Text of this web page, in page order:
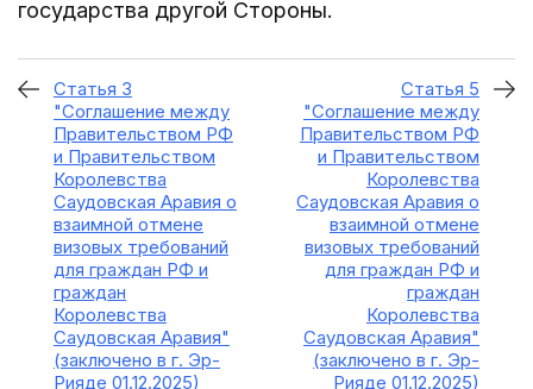
государства другой Стороны.
Статья 3
"Соглашение между
Правительством РФ
и Правительством
Королевства
Саудовская Аравия о
взаимной отмене
визовых требований
для граждан РФ и
граждан
Королевства
Саудовская Аравия"
(заключено в г. Эр-
Рияде 01.12.2025)
Статья 5
"Соглашение между
Правительством РФ
и Правительством
Королевства
Саудовская Аравия о
взаимной отмене
визовых требований
для граждан РФ и
граждан
Королевства
Саудовская Аравия"
(заключено в г. Эр-
Рияде 01.12.2025)